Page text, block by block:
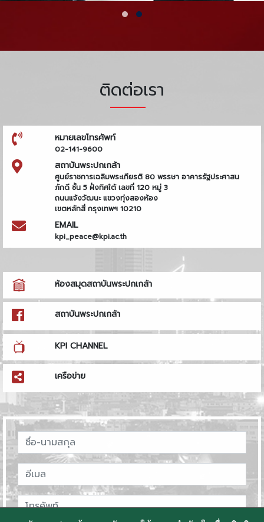
ติดต่อเรา
หมายเลขโทรศัพท์
02-141-9600
สถาบันพระปกเกล้า
ศูนย์ราชการเฉลิมพระเกียรติ 80 พรรษา อาคารรัฐประศาสน
ภักดี ชั้น 5 ฝั่งทิศใต้ เลขที่ 120 หมู่ 3
ถนนแจ้งวัฒนะ แขวงทุ่งสองห้อง
เขตหลักสี่ กรุงเทพฯ 10210
EMAIL
kpi_peace@kpi.ac.th
ห้องสมุดสถาบันพระปกเกล้า
สถาบันพระปกเกล้า
KPI CHANNEL
เครือข่าย